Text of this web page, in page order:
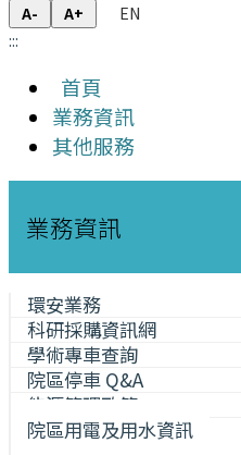
A- A+
EN
:::
首頁
業務資訊
其他服務
業務資訊
環安業務
科研採購資訊網
學術專車查詢
院區停車 Q&A
能源管理政策
院區用電及用水資訊